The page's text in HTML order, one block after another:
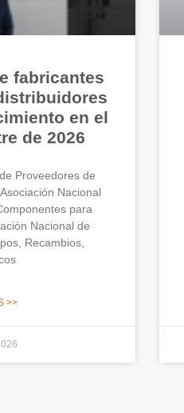
fabricantes
en el
de 2026
Proveedores de
Nacional
para
Nacional de
Recambios,
>>